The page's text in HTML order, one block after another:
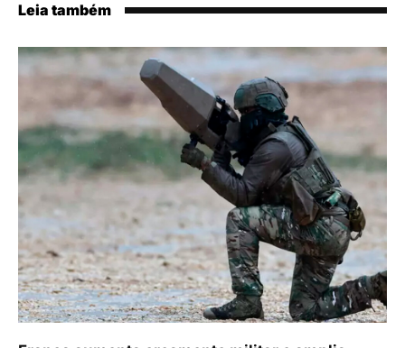
Leia também